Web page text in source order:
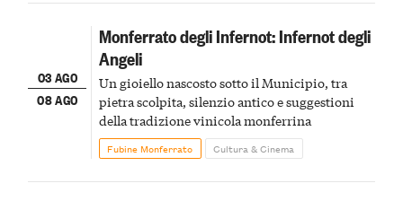
03 AGO
08 AGO
Monferrato degli Infernot: Infernot degli
Angeli
Un gioiello nascosto sotto il Municipio, tra
pietra scolpita, silenzio antico e suggestioni
della tradizione vinicola monferrina
Fubine Monferrato Cultura & Cinema